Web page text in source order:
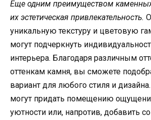
Еще одним преимуществом
их эстетическая привлекательность.
уникальную текстуру и цветовую
могут подчеркнуть
интерьера. Благодаря различным
оттенкам камня, вы сможете
вариант для любого стиля и
могут придать помещению
уютности или, напротив, добавить